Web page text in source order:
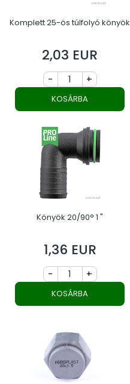
Komplett 25-ös túlfolyó könyök
Ár
2,03 EUR
- +
KOSÁRBA
Könyök 20/90° 1 "
Ár
1,36 EUR
- +
KOSÁRBA